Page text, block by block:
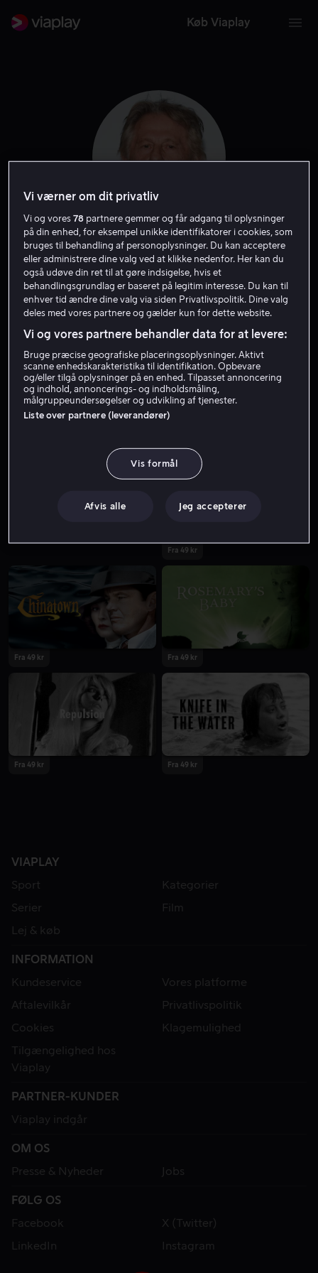
Køb Viaplay
Roman Polanski
Instruktør Producer Skuespiller Forfatter
Fra 49 kr
Fra 49 kr Fra 49 kr
Fra 49 kr Fra 49 kr
VIAPLAY
Sport
Kategorier
Serier
Film
Lej & køb
INFORMATION
Kundeservice
Vores platforme
Aftalevilkår
Privatlivspolitik
Cookies
Klagemulighed
Tilgængelighed hos
Viaplay
PARTNER-KUNDER
Viaplay indgår
OM OS
Presse & Nyheder
Jobs
FØLG OS
Facebook
X (Twitter)
LinkedIn
Instagram
Vi værner om dit privatliv
Vi og vores78 partnere gemmer og får adgang til oplysninger
på din enhed, for eksempel unikke identifikatorer i cookies, som
bruges til behandling af personoplysninger. Du kan acceptere
eller administrere dine valg ved at klikke nedenfor. Her kan du
også udøve din ret til at gøre indsigelse, hvis et
behandlingsgrundlag er baseret på legitim interesse. Du kan til
enhver tid ændre dine valg via siden Privatlivspolitik. Dine valg
deles med vores partnere og gælder kun for dette website.
Vi og vores partnere behandler data for at levere:
Bruge præcise geografiske placeringsoplysninger. Aktivt
scanne enhedskarakteristika til identifikation. Opbevare
og/eller tilgå oplysninger på en enhed. Tilpasset annoncering
og indhold, annoncerings- og indholdsmåling,
målgruppeundersøgelser og udvikling af tjenester.
Liste over partnere (leverandører)
Vis formål
Afvis alle Jeg accepterer